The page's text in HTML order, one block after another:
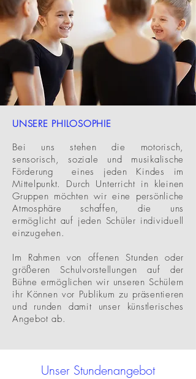
UNSERE PHILOSOPHIE
Bei uns stehen die motorisch,
sensorisch, soziale und musikalische
Förderung eines jeden Kindes im
Mittelpunkt. Durch Unterricht in kleinen
Gruppen möchten wir eine persönliche
Atmosphäre schaffen, die uns
ermöglicht auf jeden Schüler individuell
einzugehen.
Im Rahmen von offenen Stunden oder
größeren Schulvorstellungen auf der
Bühne ermöglichen wir unseren Schülern
ihr Können vor Publikum zu präsentieren
und runden damit unser künstlerisches
Angebot ab.
Unser Stundenangebot